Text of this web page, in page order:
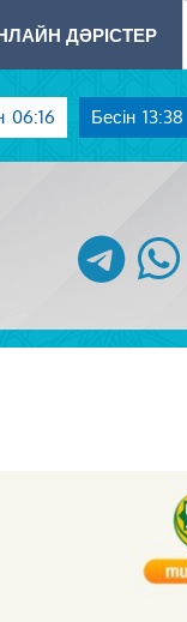
ДӘРІСТЕР
06:16 Бесін 13:38
telegram